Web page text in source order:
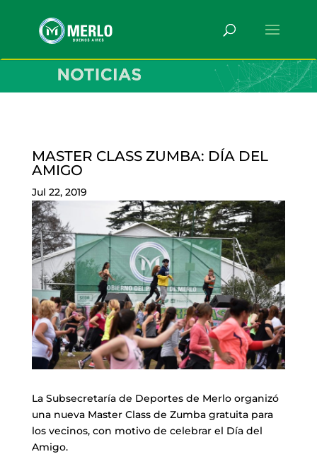
MASTER CLASS ZUMBA: DÍA DEL
AMIGO
Jul 22, 2019
La Subsecretaría de Deportes de Merlo organizó
una nueva Master Class de Zumba gratuita para
los vecinos, con motivo de celebrar el Día del
Amigo.